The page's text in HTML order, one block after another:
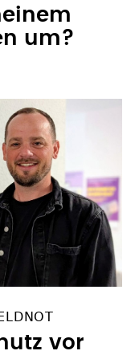
um?
vor